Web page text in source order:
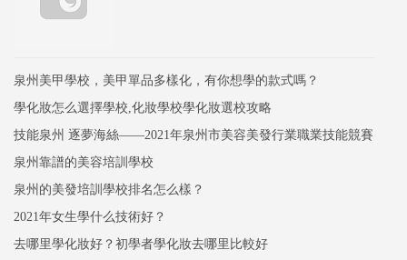
泉州美甲學校，美甲單品多樣化，有你想學的款式嗎？
學化妝怎么選擇學校,化妝學校學化妝選校攻略
技能泉州 逐夢海絲——2021年泉州市美容美發行業職業技能競賽
活動成功舉辦
泉州靠譜的美容培訓學校
泉州的美發培訓學校排名怎么樣？
2021年女生學什么技術好？
去哪里學化妝好？初學者學化妝去哪里比較好